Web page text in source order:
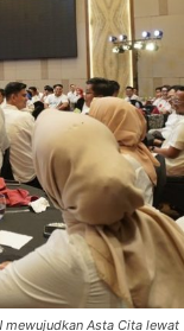
mewujudkan Asta Cita lewat